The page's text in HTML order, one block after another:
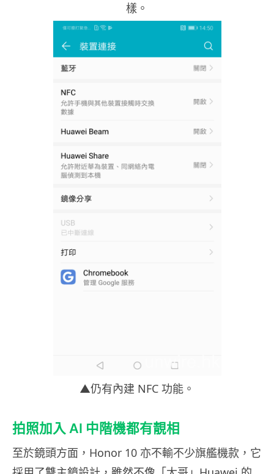
樣。
▲仍有內建 NFC 功能。
拍照加入 AI 中階機都有靚相
至於鏡頭方面，Honor 10 亦不輸不少旗艦機款，它